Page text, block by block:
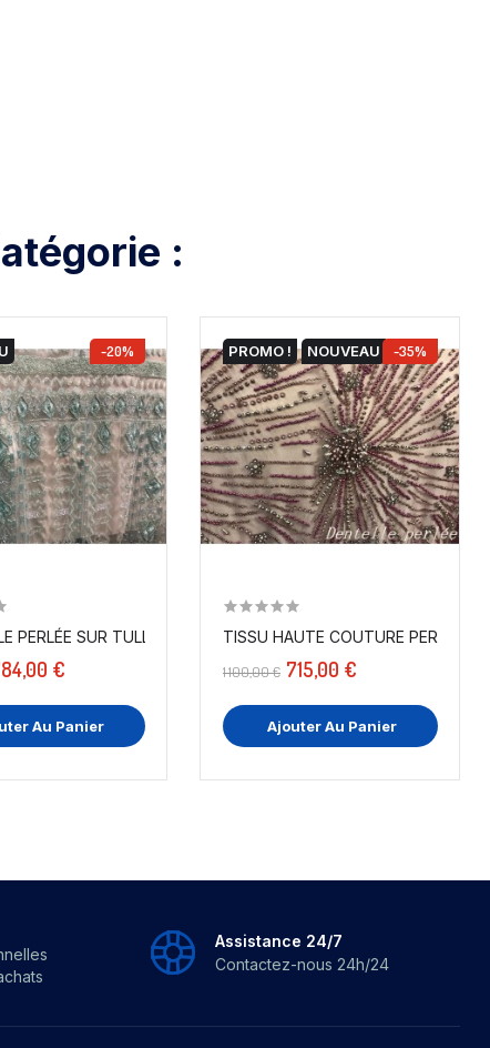
:
-20%
PERLÉE SUR TULLE VERT D'EAU :...
€
Au Panier
PROMO ! NOUVEAU -35%
TISSU HAUTE COUTURE PERLÉ
1 100,00 € 715,00 €
Ajouter Au Panier
Assistance 24/7
Contactez-nous 24h/24